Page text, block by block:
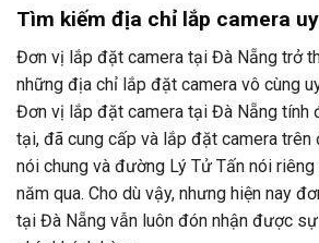
Tìm kiếm địa chỉ lắp camera
Đơn vị lắp đặt camera tại Đà Nẵng trở
những địa chỉ lắp đặt camera vô cùng
Đơn vị lắp đặt camera tại Đà Nẵng tính
tại, đã cung cấp và lắp đặt camera trên
nói chung và đường Lý Tử Tấn nói
năm qua. Cho dù vậy, nhưng hiện nay
tại Đà Nẵng vẫn luôn đón nhận được